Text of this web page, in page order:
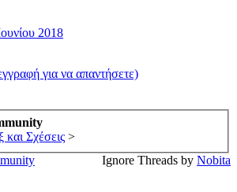
2018
για να απαντήσετε)
και Σχέσεις >
Ignore Threads by Nobita